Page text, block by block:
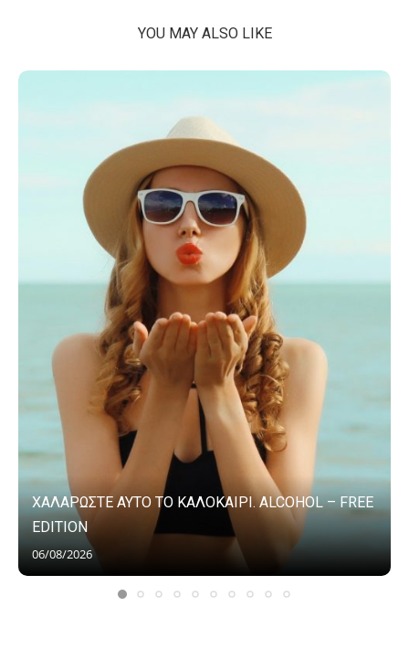
YOU MAY ALSO LIKE
ΧΑΛΑΡΩΣΤΕ ΑΥΤΟ ΤΟ ΚΑΛΟΚΑΙΡΙ. ALCOHOL – FREE
EDITION
06/08/2026